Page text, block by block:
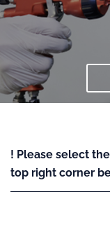
! Please select
top right corner